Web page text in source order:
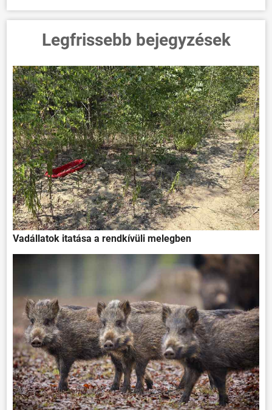
Legfrissebb bejegyzések
Vadállatok itatása a rendkívüli melegben